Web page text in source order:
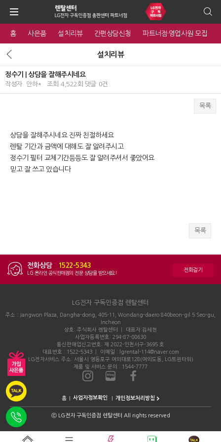
홈 사은품 설치리뷰 간편상담신청 파트너점·영업사원 모집
설치리뷰
정수기 | 상담을 잘해주시네요
작성자 안하* 조회 4,522회 댓글 0건
목록
상담을 잘해주시네요 진짜 친절하세요
렌탈 기간과 금액에 대해도 잘 알려주시고
정수기 필터 교체기간등등도 잘 알려주셔서 좋았어요
믿고 잘 쓰고 있습니다
목록
전화상담 1522-5343
LG 온라인 공식판매점의 전문 상담을 받으세요! 전화걸기
LG전자 구독인증점 렌탈센터
주소 : Jangwon Plaza, Dangha-dong, 405-11, Wondang-daero 840beon-gil 5 Seo-gu,
Incheon
상호: 주식회사 렌탈센터 │ 대표자:김세현
사업자등록번호: 294-87-00630
통신판매업신고번호: 제 2022-인천서구-3695 호
대표번호 : 1522-5343 │ 이메일 : lgrental-114@naver.com
LG전자서비스 주소: 서울시 영등포구 여의대로128(여의도동, LG트윈타워)
제품 및 서비스 문의 : 1544-7777
홈 개인정보처리방침
ⓒLG전자 구독인증점 렌탈센터 All rights reserved